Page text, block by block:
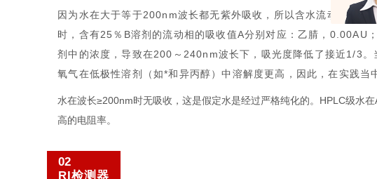
因为水在大于等于200nm波长都无紫外吸收，所以含水流动相的
时，含有25％B溶剂的流动相的吸收值A分别对应：乙腈，
剂中的浓度，导致在200～240nm波长下，吸光度降低了接近1/3
氧气在低极性溶剂（如*和异丙醇）中溶解度更高，因此，在实践
水在波长≥200nm时无吸收，这是假定水是经过严格纯化的。HPLC级水
高的电阻率。
02
RI检测器